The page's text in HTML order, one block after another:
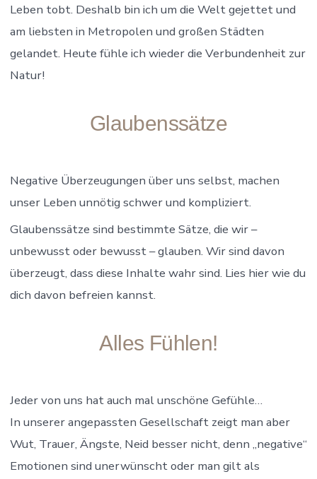
Leben tobt. Deshalb bin ich um die Welt gejettet und
am liebsten in Metropolen und großen Städten
gelandet. Heute fühle ich wieder die Verbundenheit zur
Natur!
Glaubenssätze
Negative Überzeugungen über uns selbst, machen
unser Leben unnötig schwer und kompliziert.
Glaubenssätze sind bestimmte Sätze, die wir –
unbewusst oder bewusst – glauben. Wir sind davon
überzeugt, dass diese Inhalte wahr sind. Lies hier wie du
dich davon befreien kannst.
Alles Fühlen!
Jeder von uns hat auch mal unschöne Gefühle…
In unserer angepassten Gesellschaft zeigt man aber
Wut, Trauer, Ängste, Neid besser nicht, denn „negative“
Emotionen sind unerwünscht oder man gilt als